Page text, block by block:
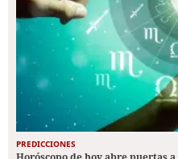
PREDICCIONES